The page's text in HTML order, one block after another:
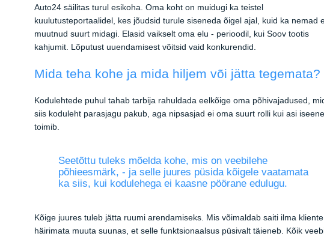
Auto24 säilitas turul esikoha. Oma koht on muidugi ka teistel
kuulutusteportaalidel, kes jõudsid turule siseneda õigel ajal, kuid ka nemad
muutnud suurt midagi. Elasid vaikselt oma elu - perioodil, kui Soov tootis
kahjumit. Lõputust uuendamisest võitsid vaid konkurendid.
Mida teha kohe ja mida hiljem või jätta tegemata?
Kodulehtede puhul tahab tarbija rahuldada eelkõige oma põhivajadused,
siis koduleht parasjagu pakub, aga nipsasjad ei oma suurt rolli kui asi
toimib.
Seetõttu tuleks mõelda kohe, mis on veebilehe
põhieesmärk, - ja selle juures püsida kõigele vaatamata
ka siis, kui kodulehega ei kaasne pöörane edulugu.
Kõige juures tuleb jätta ruumi arendamiseks. Mis võimaldab saiti ilma kliente
häirimata muuta suunas, et selle funktsionaalsus püsivalt täieneb. Kõik